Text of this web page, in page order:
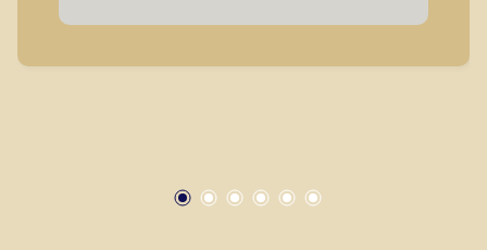
CORRETOR DE PLANTÃO
Fabiana Gonçalves